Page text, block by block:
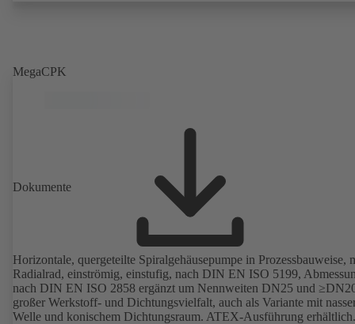
MegaCPK
Dokumente
Horizontale, quergeteilte Spiralgehäusepumpe in Prozessbauweise,
Radialrad, einströmig, einstufig, nach DIN EN ISO 5199,
nach DIN EN ISO 2858 ergänzt um Nennweiten DN25 und
großer Werkstoff- und Dichtungsvielfalt, auch als Variante mit
Welle und konischem Dichtungsraum. ATEX-Ausführung erhältlich.